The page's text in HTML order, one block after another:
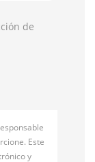
de
Este
y